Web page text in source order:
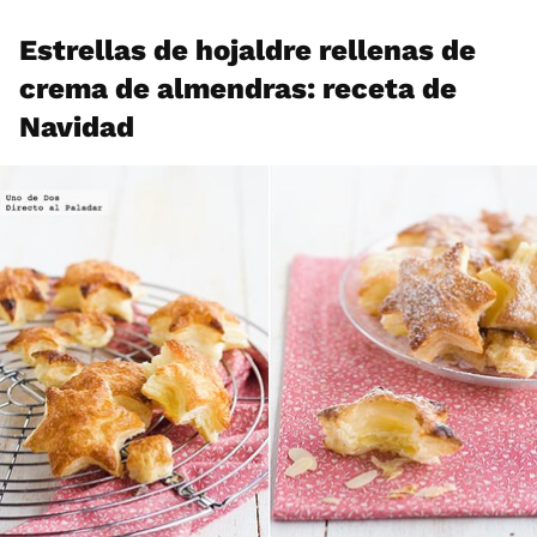
Estrellas de hojaldre rellenas de
crema de almendras: receta de
Navidad